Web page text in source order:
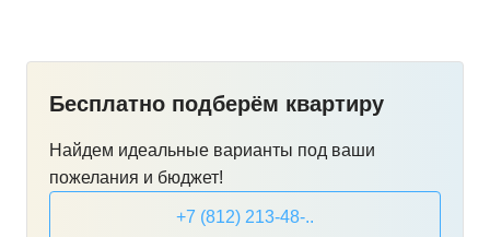
Бесплатно подберём квартиру
Найдем идеальные варианты под ваши
пожелания и бюджет!
+7 (812) 213-48-..